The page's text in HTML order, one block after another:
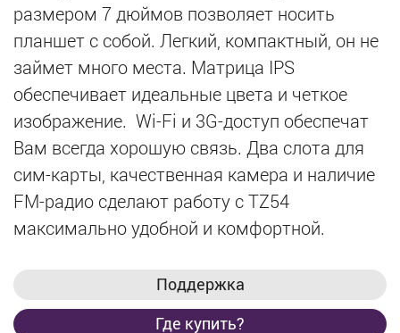
размером 7 дюймов позволяет носить
планшет с собой. Легкий, компактный, он не
займет много места. Матрица IPS
обеспечивает идеальные цвета и четкое
изображение. Wi-Fi и 3G-доступ обеспечат
Вам всегда хорошую связь. Два слота для
сим-карты, качественная камера и наличие
FM-радио сделают работу с TZ54
максимально удобной и комфортной.
Поддержка
Где купить?